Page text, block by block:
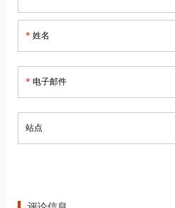
* 姓名
* 电子邮件
站点